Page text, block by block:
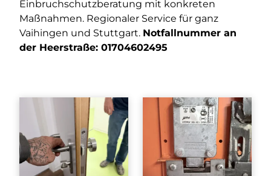
Einbruchschutzberatung mit konkreten
Maßnahmen. Regionaler Service für ganz
Vaihingen und Stuttgart. Notfallnummer an
der Heerstraße:01704602495